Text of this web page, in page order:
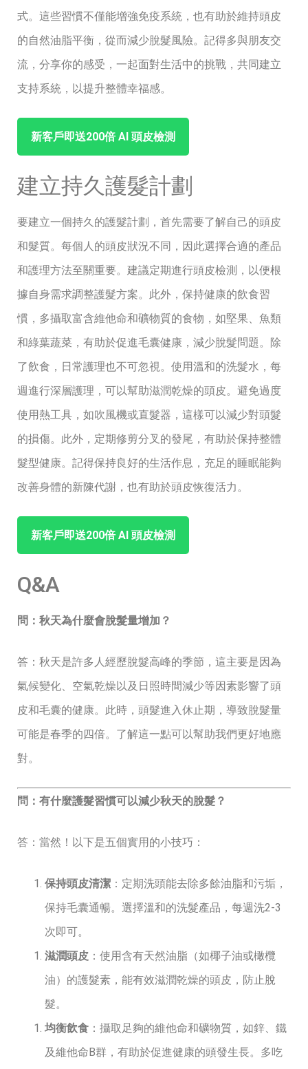
式。這些習慣不僅能增強免疫系統，也有助於維持頭皮
的自然油脂平衡，從而減少脫髮風險。記得多與朋友交
流，分享你的感受，一起面對生活中的挑戰，共同建立
支持系統，以提升整體幸福感。
新客戶即送200倍 ⁤AI ‌頭皮檢測
建立持久護髮計劃
要建立一個持久的護髮計劃，首先需要了解自己的頭皮
和髮質。每個人的頭皮狀況不同，因此選擇合適的產品
和護理方法至關重要。建議定期進行頭皮檢測，以便根
據自身需求調整護髮方案。此外，保持健康的飲食習
慣，多攝取富含維他命和礦物質的食物，如堅果、魚類
和綠葉蔬菜，有助於促進毛囊健康，減少脫髮問題。除
了飲食，日常護理也不可忽視。使用溫和的洗髮水，每
週進行深層護理，可以幫助滋潤乾燥的頭皮。避免過度
使用熱工具，如吹風機或直髮器，這樣可以減少對頭髮
的損傷。此外，定期修剪分叉的發尾，有助於保持整體
髮型健康。記得保持良好的生活作息，充足的睡眠能夠
改善身體的新陳代謝，也有助於頭皮恢復活力。
新客戶即送200倍 ⁤AI ‌頭皮檢測
Q&A
問：秋天為什麼會脫髮量增加？
答：秋天是許多人經歷脫髮高峰的季節，這主要是因為
氣候變化、空氣乾燥以及日照時間減少等因素影響了頭
皮和毛囊的健康。此時，頭髮進入休止期，導致脫髮量
可能是春季的四倍。了解這一點可以幫助我們更好地應
對。
問：有什麼護髮習慣可以減少秋天的脫髮？
答：當然！以下是五個實用的小技巧：
保持頭皮清潔 ：定期洗頭能去除多餘油脂和污垢，
保持毛囊通暢。選擇溫和的洗髮產品，每週洗2-3
次即可。
滋潤頭皮 ：使用含有天然油脂（如椰子油或橄欖
油）的護髮素，能有效滋潤乾燥的頭皮，防止脫
髮。
均衡飲食 ：攝取足夠的維他命和礦物質，如鋅、鐵
及維他命B群，有助於促進健康的頭發生長。多吃